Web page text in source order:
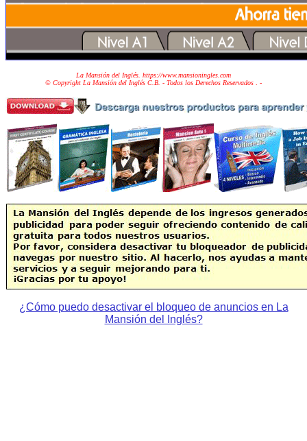
La Mansión del Inglés. https://www.mansioningles.com
© Copyright La Mansión del Inglés C.B. - Todos los Derechos Reservados
. -
¿Cómo puedo desactivar el bloqueo de anuncios en La
Mansión del Inglés?